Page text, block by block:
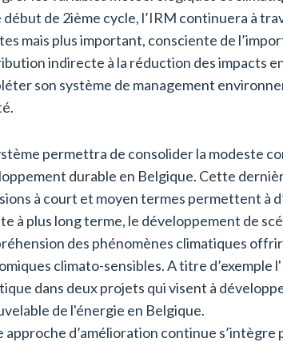
début de 2ième cycle, l’IRM continuera à
mais plus important, consciente de
indirecte à la réduction des impacts
son système de management
permettra de consolider la modeste
durable en Belgique. Cette
à court et moyen termes permettent à
à plus long terme, le développement de
des phénomènes climatiques
climato-sensibles. A titre d’exemple
dans deux projets qui visent à
de l'énergie en Belgique.
approche d’amélioration continue